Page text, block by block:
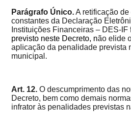
Parágrafo Único.A retificação
constantes da Declaração
Instituições Financeiras – DES-IF
previsto neste Decreto, não elide
aplicação da penalidade prevista
municipal.
Art. 12. O descumprimento das
Decreto, bem como demais
infrator às penalidades previstas